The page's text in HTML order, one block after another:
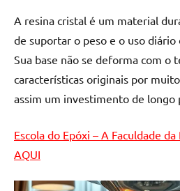
mesa
resinada
de
alta
qualidade,
as
populares
Tables
A resina cristal é um material
de suportar o peso e o uso diário
Sua base não se deforma com o
características originais por
assim um investimento de longo
Escola do Epóxi – A Faculdade da
AQUI